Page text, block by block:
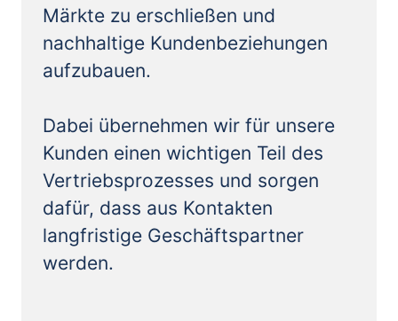
Märkte zu erschließen und
nachhaltige Kundenbeziehungen
aufzubauen.
Dabei übernehmen wir für unsere
Kunden einen wichtigen Teil des
Vertriebsprozesses und sorgen
dafür, dass aus Kontakten
langfristige Geschäftspartner
werden.